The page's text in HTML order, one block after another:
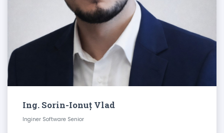
Ing. Sorin-Ionuț Vlad
Inginer Software Senior